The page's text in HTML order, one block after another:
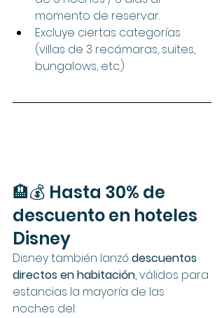
momento de reservar.
Excluye ciertas categorías
(villas de 3 recámaras, suites,
bungalows, etc.)
🏨💰 Hasta 30% de
descuento en hoteles
Disney
Disney también lanzó descuentos
directos en habitación, válidos para
estancias la mayoría de las
noches del: